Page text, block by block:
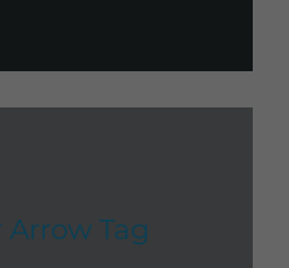
Tag